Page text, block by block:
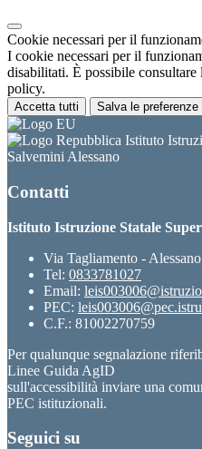
Cookie necessari per il
I cookie necessari per il
disabilitati. È possibile
policy.
Accetta tutti Salva le preferenze
Istituto
Salvemini Alessano
Contatti
Istituto Istruzione Statale
Via Tagliamento - Alessano
Tel: 0833781027
Email:
PEC:
C.F.: 81002270759
Per qualunque segnalazione
Linee Guida AgID
sull'accessibilità inviare una
PEC istituzionali.
Seguici su